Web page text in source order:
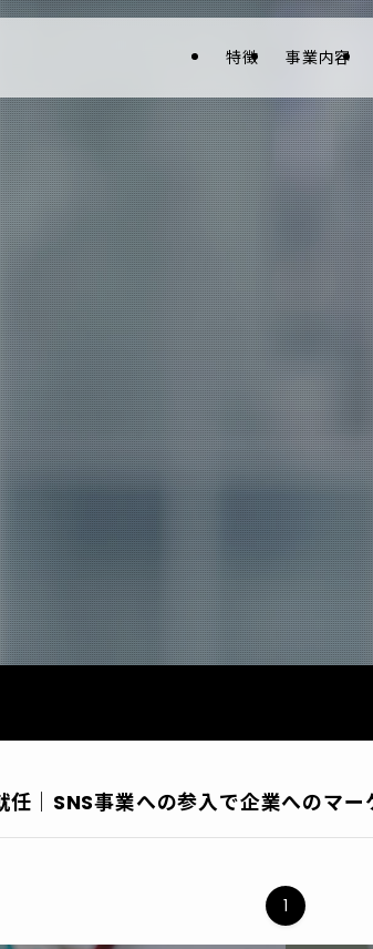
特徴 事業内容
｜SNS事業への参入で企業へのマー
1